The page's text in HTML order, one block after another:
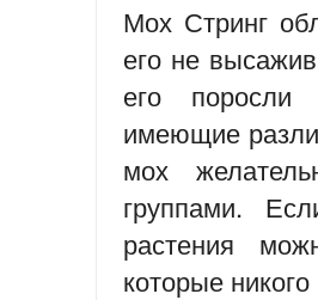
Мох Стринг
его не
его поросли
имеющие
мох
группами.
растения
которые